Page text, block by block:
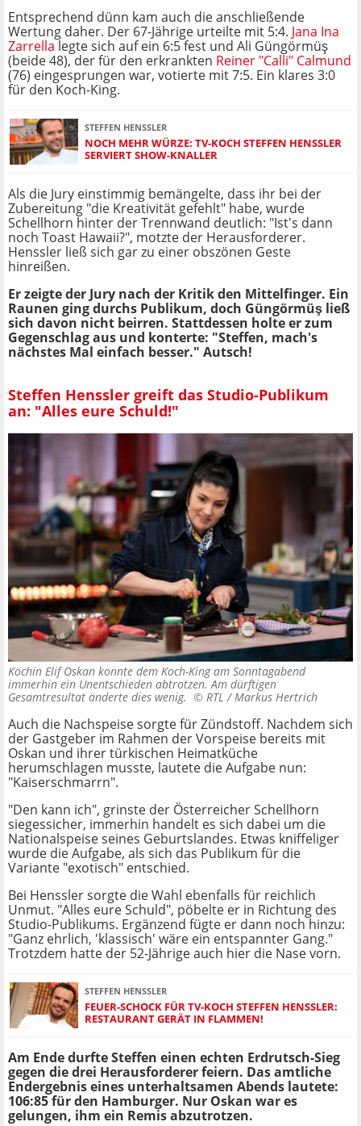
Entsprechend dünn kam auch die anschließende
Wertung daher. Der 67-Jährige urteilte mit 5:4. Jana Ina
Zarrella legte sich auf ein 6:5 fest und Ali Güngörmüş
(beide 48), der für den erkrankten Reiner "Calli" Calmund
(76) eingesprungen war, votierte mit 7:5. Ein klares 3:0
für den Koch-King.
STEFFEN HENSSLER
NOCH MEHR WÜRZE: TV-KOCH STEFFEN HENSSLER
SERVIERT SHOW-KNALLER
Als die Jury einstimmig bemängelte, dass ihr bei der
Zubereitung "die Kreativität gefehlt" habe, wurde
Schellhorn hinter der Trennwand deutlich: "Ist's dann
noch Toast Hawaii?", motzte der Herausforderer.
Henssler ließ sich gar zu einer obszönen Geste
hinreißen.
Er zeigte der Jury nach der Kritik den Mittelfinger. Ein
Raunen ging durchs Publikum, doch Güngörmüş ließ
sich davon nicht beirren. Stattdessen holte er zum
Gegenschlag aus und konterte: "Steffen, mach's
nächstes Mal einfach besser." Autsch!
Steffen Henssler greift das Studio-Publikum
an: "Alles eure Schuld!"
Köchin Elif Oskan konnte dem Koch-King am Sonntagabend
immerhin ein Unentschieden abtrotzen. Am dürftigen
Gesamtresultat änderte dies wenig. © RTL / Markus Hertrich
Auch die Nachspeise sorgte für Zündstoff. Nachdem sich
der Gastgeber im Rahmen der Vorspeise bereits mit
Oskan und ihrer türkischen Heimatküche
herumschlagen musste, lautete die Aufgabe nun:
"Kaiserschmarrn".
"Den kann ich", grinste der Österreicher Schellhorn
siegessicher, immerhin handelt es sich dabei um die
Nationalspeise seines Geburtslandes. Etwas kniffeliger
wurde die Aufgabe, als sich das Publikum für die
Variante "exotisch" entschied.
Bei Henssler sorgte die Wahl ebenfalls für reichlich
Unmut. "Alles eure Schuld", pöbelte er in Richtung des
Studio-Publikums. Ergänzend fügte er dann noch hinzu:
"Ganz ehrlich, 'klassisch' wäre ein entspannter Gang."
Trotzdem hatte der 52-Jährige auch hier die Nase vorn.
STEFFEN HENSSLER
FEUER-SCHOCK FÜR TV-KOCH STEFFEN HENSSLER:
RESTAURANT GERÄT IN FLAMMEN!
Am Ende durfte Steffen einen echten Erdrutsch-Sieg
gegen die drei Herausforderer feiern. Das amtliche
Endergebnis eines unterhaltsamen Abends lautete:
106:85 für den Hamburger. Nur Oskan war es
gelungen, ihm ein Remis abzutrotzen.